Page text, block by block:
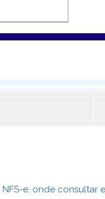
NFS-e: onde consultar